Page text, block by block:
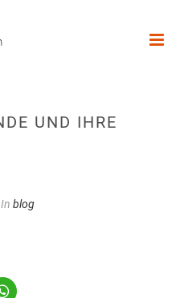
UND IHRE
In blog